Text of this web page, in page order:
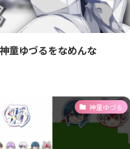
童ゆづるをなめんな
神童ゆづる